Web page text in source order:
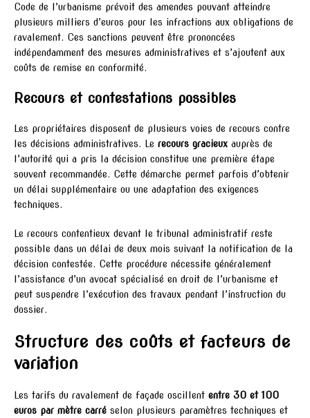
Code de l’urbanisme prévoit des amendes pouvant atteindre
plusieurs milliers d’euros pour les infractions aux obligations de
ravalement. Ces sanctions peuvent être prononcées
indépendamment des mesures administratives et s’ajoutent aux
coûts de remise en conformité.
Recours et contestations possibles
Les propriétaires disposent de plusieurs voies de recours contre
les décisions administratives. Le recours gracieux auprès de
l’autorité qui a pris la décision constitue une première étape
souvent recommandée. Cette démarche permet parfois d’obtenir
un délai supplémentaire ou une adaptation des exigences
techniques.
Le recours contentieux devant le tribunal administratif reste
possible dans un délai de deux mois suivant la notification de la
décision contestée. Cette procédure nécessite généralement
l’assistance d’un avocat spécialisé en droit de l’urbanisme et
peut suspendre l’exécution des travaux pendant l’instruction du
dossier.
Structure des coûts et facteurs de
variation
Les tarifs du ravalement de façade oscillent entre 30 et 100
euros par mètre carré selon plusieurs paramètres techniques et